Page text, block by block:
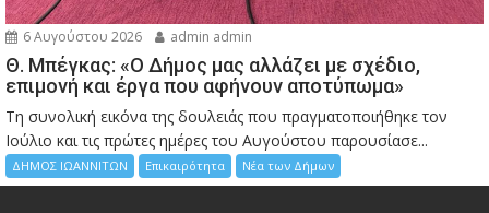
6 Αυγούστου 2026 admin admin
Θ. Μπέγκας: «Ο Δήμος μας αλλάζει με σχέδιο,
επιμονή και έργα που αφήνουν αποτύπωμα»
Τη συνολική εικόνα της δουλειάς που πραγματοποιήθηκε τον
Ιούλιο και τις πρώτες ημέρες του Αυγούστου παρουσίασε...
ΔΗΜΟΣ ΙΩΑΝΝΙΤΩΝ Επικαιρότητα Νέα των Δήμων